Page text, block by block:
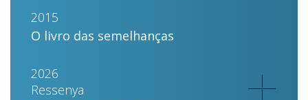
2015
O livro das semelhanças
2026
Ressenya